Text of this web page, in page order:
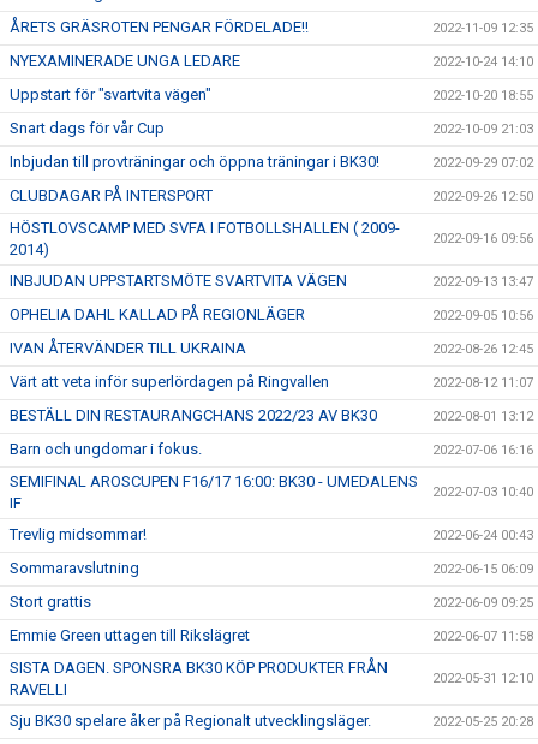
ÅRETS GRÄSROTEN PENGAR FÖRDELADE!! 2022-11-09 12:35
NYEXAMINERADE UNGA LEDARE 2022-10-24 14:10
Uppstart för "svartvita vägen" 2022-10-20 18:55
Snart dags för vår Cup 2022-10-09 21:03
Inbjudan till provträningar och öppna träningar i BK30! 2022-09-29 07:02
CLUBDAGAR PÅ INTERSPORT 2022-09-26 12:50
HÖSTLOVSCAMP MED SVFA I FOTBOLLSHALLEN ( 2009-
2014)
2022-09-16 09:56
INBJUDAN UPPSTARTSMÖTE SVARTVITA VÄGEN 2022-09-13 13:47
OPHELIA DAHL KALLAD PÅ REGIONLÄGER 2022-09-05 10:56
IVAN ÅTERVÄNDER TILL UKRAINA 2022-08-26 12:45
Värt att veta inför superlördagen på Ringvallen 2022-08-12 11:07
BESTÄLL DIN RESTAURANGCHANS 2022/23 AV BK30 2022-08-01 13:12
Barn och ungdomar i fokus. 2022-07-06 16:16
SEMIFINAL AROSCUPEN F16/17 16:00: BK30 - UMEDALENS
IF
2022-07-03 10:40
Trevlig midsommar! 2022-06-24 00:43
Sommaravslutning 2022-06-15 06:09
Stort grattis 2022-06-09 09:25
Emmie Green uttagen till Rikslägret 2022-06-07 11:58
SISTA DAGEN. SPONSRA BK30 KÖP PRODUKTER FRÅN
RAVELLI
2022-05-31 12:10
Sju BK30 spelare åker på Regionalt utvecklingsläger. 2022-05-25 20:28